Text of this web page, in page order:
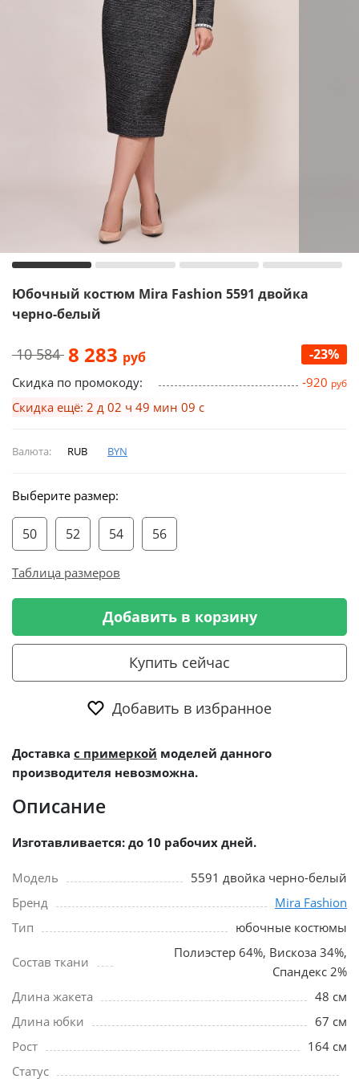
Юбочный костюм Mira Fashion 5591 двойка
черно-белый
10 584 8 283 руб -23%
Скидка по промокоду: -920 руб
Скидка ещё: 2 д 02 ч 49 мин 08 с
Валюта: RUB BYN
Выберите размер:
50 52 54 56
Таблица размеров
Добавить в корзину
Купить сейчас
Добавить в избранное
Доставка с примеркой моделей данного
производителя невозможна.
Описание
Изготавливается: до 10 рабочих дней.
Модель
5591 двойка черно-белый
Бренд
Mira Fashion
Тип
юбочные костюмы
Состав ткани
Полиэстер 64%, Вискоза 34%,
Спандекс 2%
Длина жакета
48 см
Длина юбки
67 см
Рост
164 см
Статус